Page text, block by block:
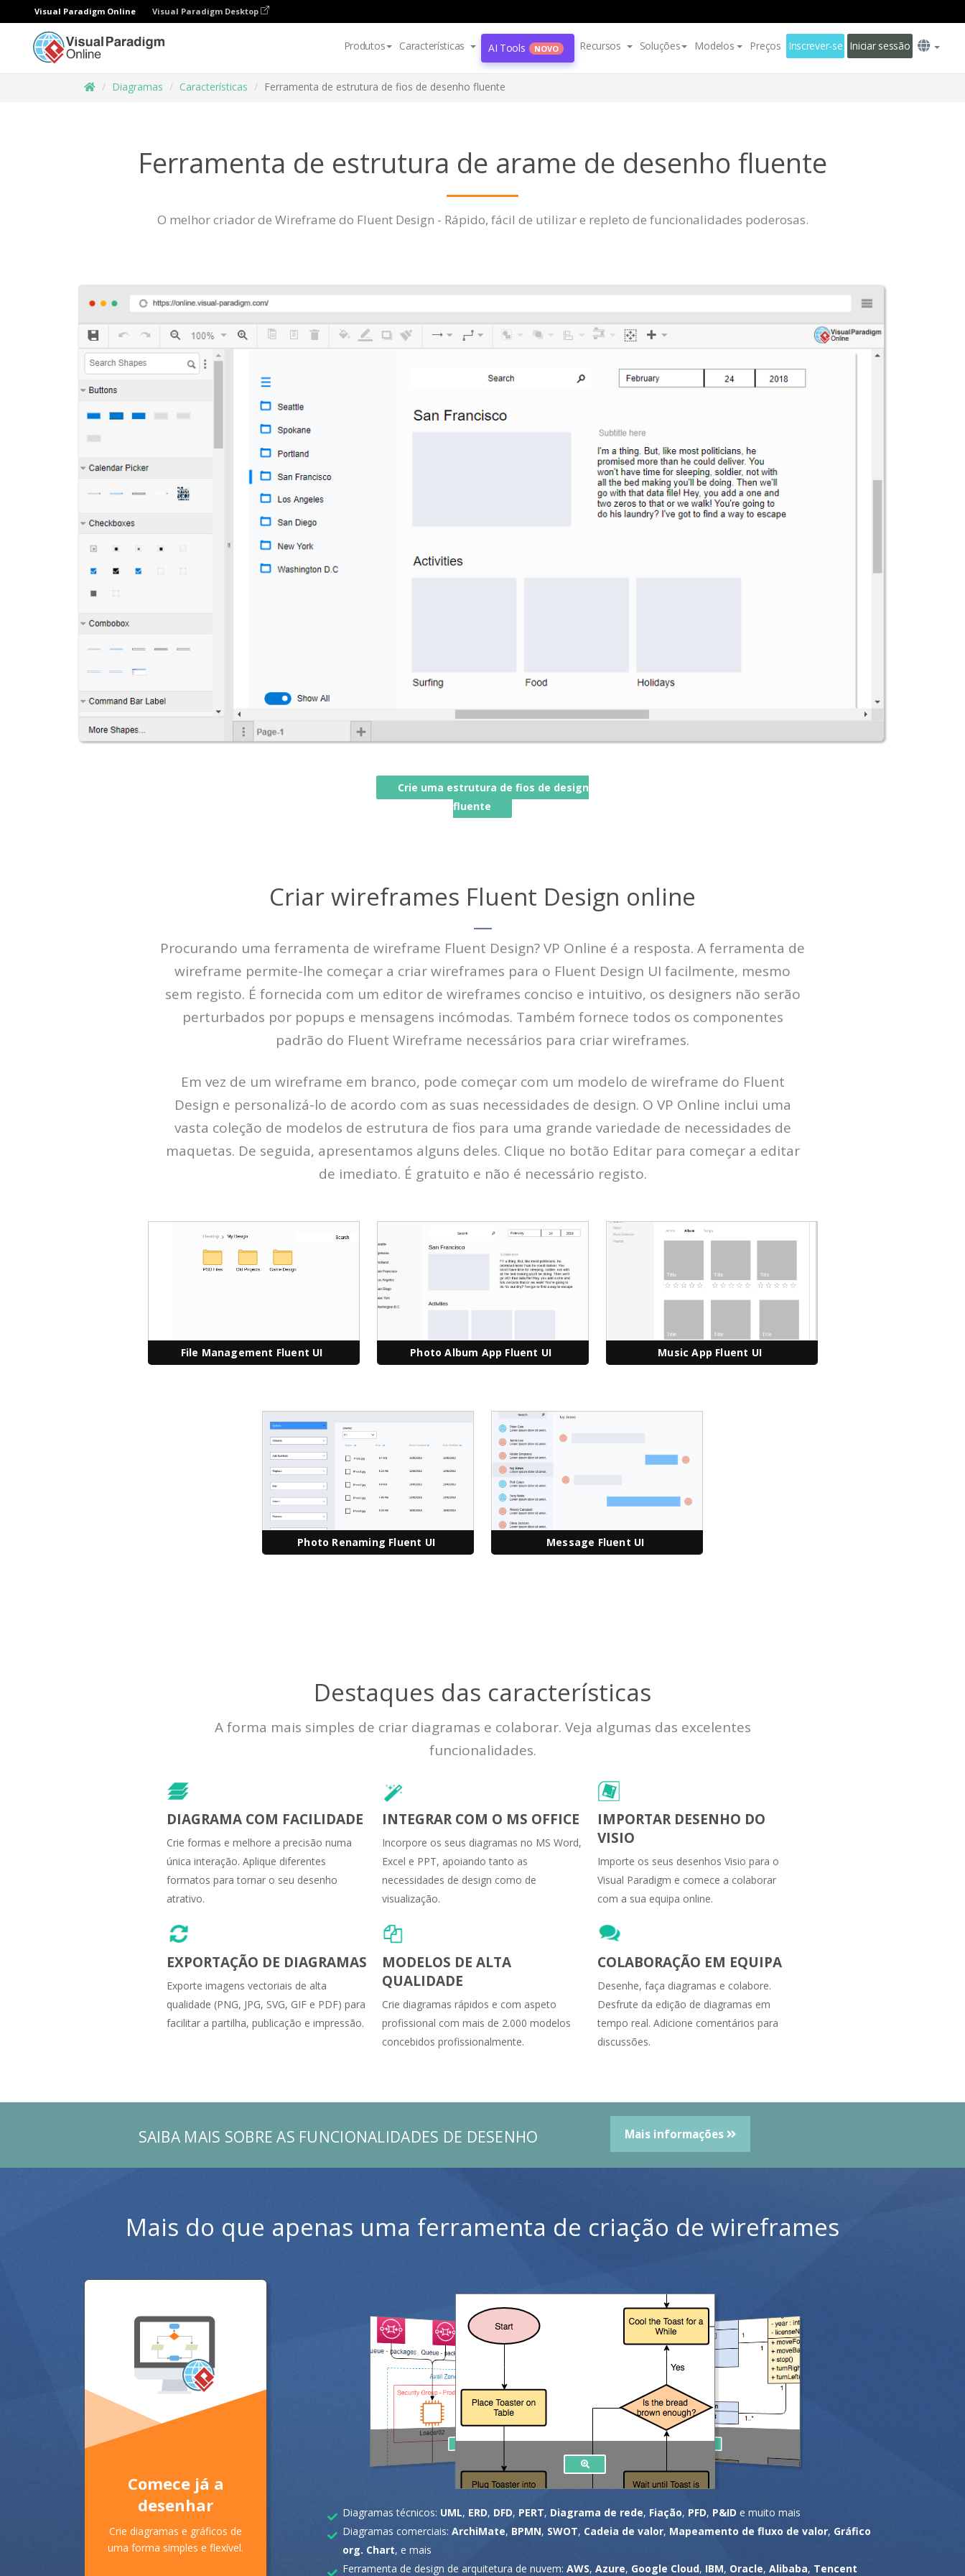
Visual Paradigm Online Visual Paradigm Desktop
Produtos Características AI Tools NOVO Recursos Soluções Modelos Preços Inscrever-se Iniciar sessão
Diagramas Características Ferramenta de estrutura de fios de desenho fluente
Ferramenta de estrutura de arame de desenho fluente
O melhor criador de Wireframe do Fluent Design - Rápido, fácil de utilizar e repleto de funcionalidades poderosas.
Crie uma estrutura de fios de design
fluente
Criar wireframes Fluent Design online
Procurando uma ferramenta de wireframe Fluent Design? VP Online é a resposta. A ferramenta de
wireframe permite-lhe começar a criar wireframes para o Fluent Design UI facilmente, mesmo
sem registo. É fornecida com um editor de wireframes conciso e intuitivo, os designers não serão
perturbados por popups e mensagens incómodas. Também fornece todos os componentes
padrão do Fluent Wireframe necessários para criar wireframes.
Em vez de um wireframe em branco, pode começar com um modelo de wireframe do Fluent
Design e personalizá-lo de acordo com as suas necessidades de design. O VP Online inclui uma
vasta coleção de modelos de estrutura de fios para uma grande variedade de necessidades de
maquetas. De seguida, apresentamos alguns deles. Clique no botão Editar para começar a editar
de imediato. É gratuito e não é necessário registo.
File Management Fluent UI Photo Album App Fluent UI Music App Fluent UI
Photo Renaming Fluent UI Message Fluent UI
Destaques das características
A forma mais simples de criar diagramas e colaborar. Veja algumas das excelentes
funcionalidades.
DIAGRAMA COM FACILIDADE
Crie formas e melhore a precisão numa
única interação. Aplique diferentes
formatos para tornar o seu desenho
atrativo.
INTEGRAR COM O MS OFFICE
Incorpore os seus diagramas no MS Word,
Excel e PPT, apoiando tanto as
necessidades de design como de
visualização.
IMPORTAR DESENHO DO
VISIO
Importe os seus desenhos Visio para o
Visual Paradigm e comece a colaborar
com a sua equipa online.
EXPORTAÇÃO DE DIAGRAMAS
Exporte imagens vectoriais de alta
qualidade (PNG, JPG, SVG, GIF e PDF) para
facilitar a partilha, publicação e impressão.
MODELOS DE ALTA
QUALIDADE
Crie diagramas rápidos e com aspeto
profissional com mais de 2.000 modelos
concebidos profissionalmente.
COLABORAÇÃO EM EQUIPA
Desenhe, faça diagramas e colabore.
Desfrute da edição de diagramas em
tempo real. Adicione comentários para
discussões.
SAIBA MAIS SOBRE AS FUNCIONALIDADES DE DESENHO Mais informações
Mais do que apenas uma ferramenta de criação de wireframes
Comece já a
desenhar
Crie diagramas e gráficos de
uma forma simples e flexível.
Diagramas técnicos: UML, ERD, DFD, PERT, Diagrama de rede, Fiação, PFD, P&ID e muito mais
Diagramas comerciais: ArchiMate, BPMN, SWOT, Cadeia de valor, Mapeamento de fluxo de valor, Gráfico
org. Chart, e mais
Ferramenta de design de arquitetura de nuvem: AWS, Azure, Google Cloud, IBM, Oracle, Alibaba, Tencent